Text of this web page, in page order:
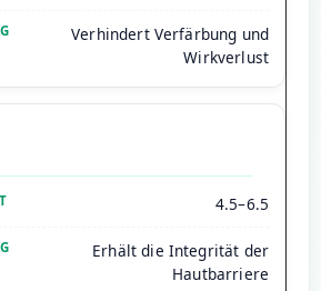
Verhindert Verfärbung und
Wirkverlust
4.5–6.5
Erhält die Integrität der
Hautbarriere